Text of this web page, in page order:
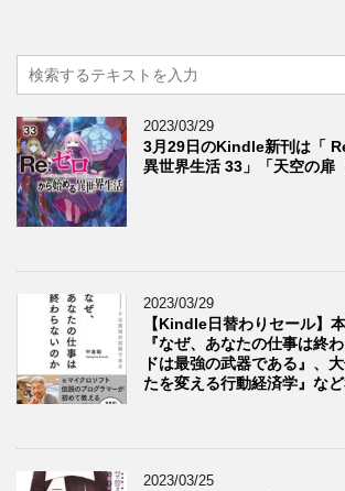
2023/03/29
3月29日のKindle新刊は「
異世界生活 33」「天空の
2023/03/29
【Kindle日替わりセール】
『なぜ、あなたの仕事は終
ドは最強の武器である』、
たを変える行動経済学』な
2023/03/25